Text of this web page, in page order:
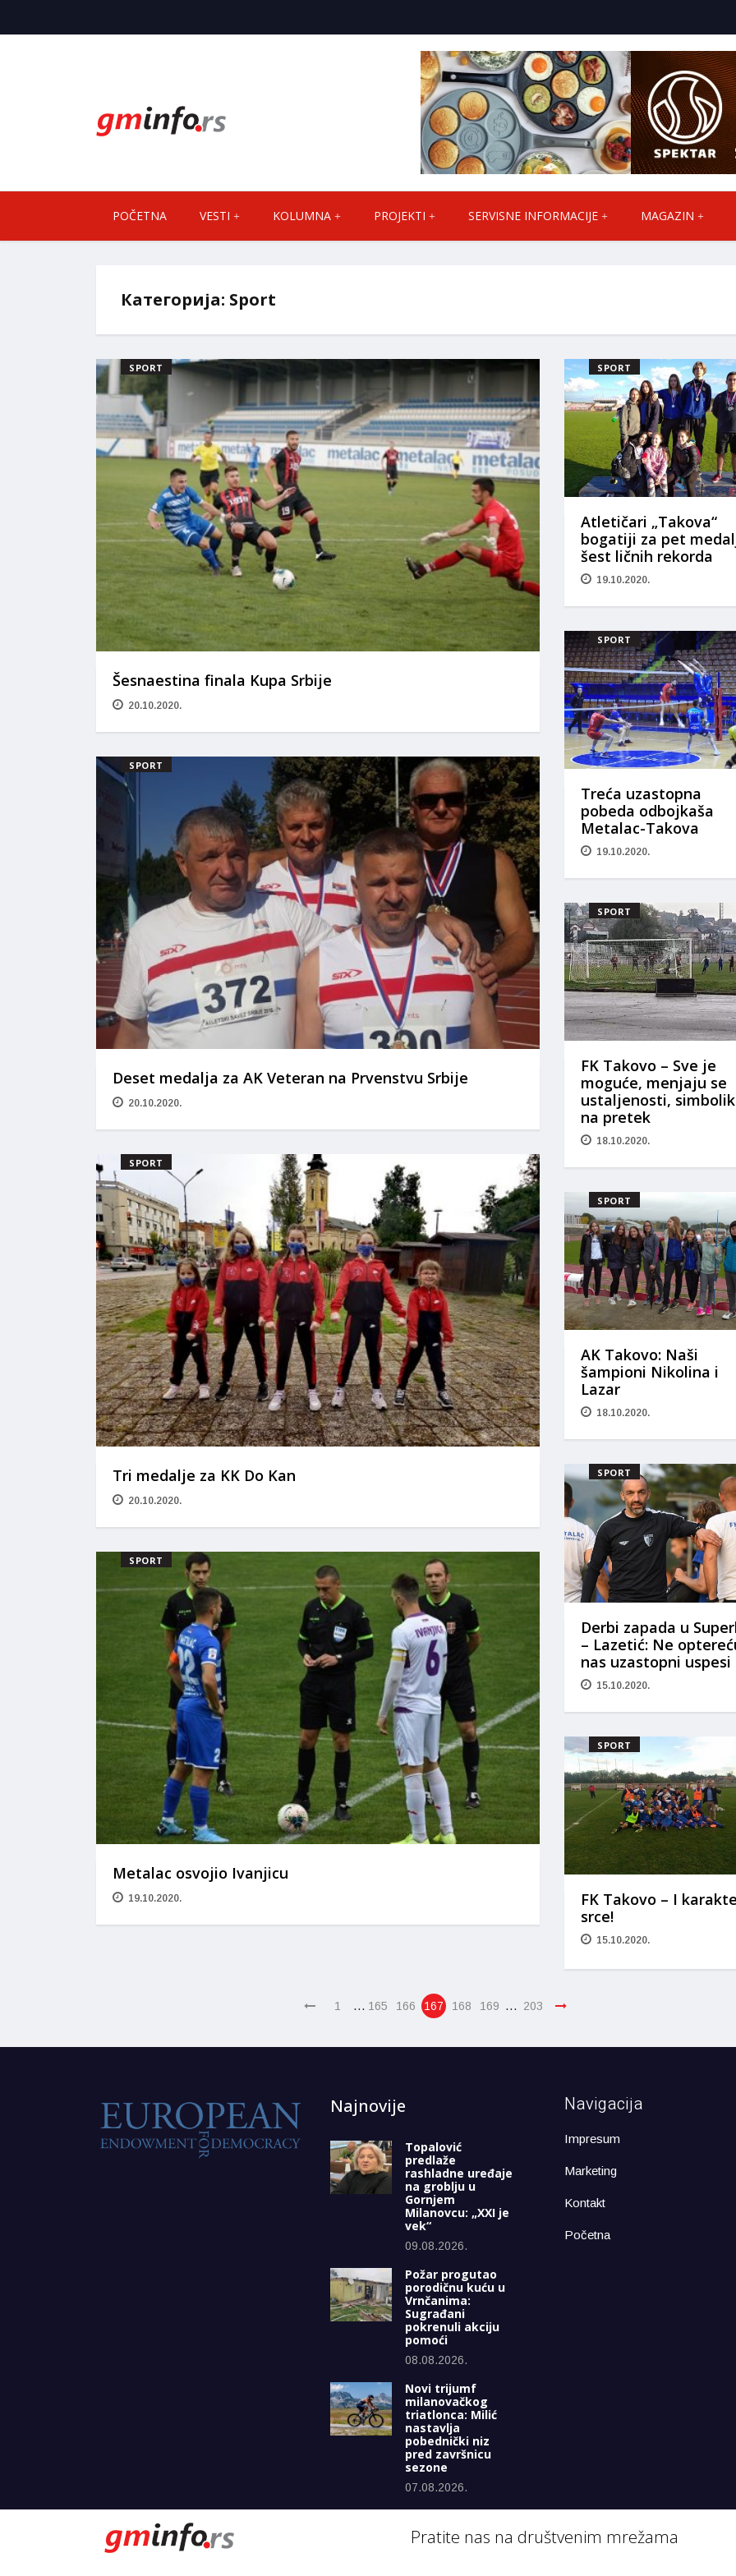
POČETNA VESTI KOLUMNA PROJEKTI SERVISNE INFORMACIJE MAGAZIN
Категорија: Sport
SPORT
Šesnaestina finala Kupa Srbije
20.10.2020.
SPORT
Deset medalja za AK Veteran na Prvenstvu Srbije
20.10.2020.
SPORT
Tri medalje za KK Do Kan
20.10.2020.
SPORT
Metalac osvojio Ivanjicu
19.10.2020.
SPORT
Atletičari „Takova“
bogatiji za pet
šest ličnih rekorda
19.10.2020.
SPORT
Treća uzastopna
pobeda odbojkaša
Metalac-Takova
19.10.2020.
SPORT
FK Takovo – Sve je
moguće, menjaju se
ustaljenosti,
na pretek
18.10.2020.
SPORT
AK Takovo: Naši
šampioni Nikolina i
Lazar
18.10.2020.
SPORT
Derbi zapada u
– Lazetić: Ne
nas uzastopni uspesi
15.10.2020.
SPORT
FK Takovo – I
srce!
15.10.2020.
1 … 165 166 167 168 169 … 203
Najnovije
Topalović
predlaže
rashladne uređaje
na groblju u
Gornjem
Milanovcu: „XXI je
vek“
09.08.2026.
Požar progutao
porodičnu kuću u
Vrnčanima:
Sugrađani
pokrenuli akciju
pomoći
08.08.2026.
Novi trijumf
milanovačkog
triatlonca: Milić
nastavlja
pobednički niz
pred završnicu
sezone
07.08.2026.
Navigacija
Impresum
Marketing
Kontakt
Početna
Pratite nas na društvenim mrežama